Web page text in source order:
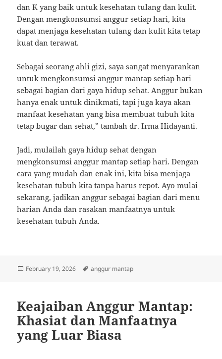
dan K yang baik untuk kesehatan tulang dan kulit.
Dengan mengkonsumsi anggur setiap hari, kita
dapat menjaga kesehatan tulang dan kulit kita tetap
kuat dan terawat.
Sebagai seorang ahli gizi, saya sangat menyarankan
untuk mengkonsumsi anggur mantap setiap hari
sebagai bagian dari gaya hidup sehat. Anggur bukan
hanya enak untuk dinikmati, tapi juga kaya akan
manfaat kesehatan yang bisa membuat tubuh kita
tetap bugar dan sehat,” tambah dr. Irma Hidayanti.
Jadi, mulailah gaya hidup sehat dengan
mengkonsumsi anggur mantap setiap hari. Dengan
cara yang mudah dan enak ini, kita bisa menjaga
kesehatan tubuh kita tanpa harus repot. Ayo mulai
sekarang, jadikan anggur sebagai bagian dari menu
harian Anda dan rasakan manfaatnya untuk
kesehatan tubuh Anda.
Posted
February 19, 2026 Tags
anggur mantap
Keajaiban Anggur Mantap:
Khasiat dan Manfaatnya
yang Luar Biasa